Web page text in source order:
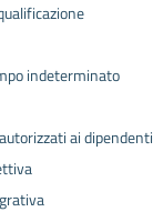
indeterminato
ai dipendenti